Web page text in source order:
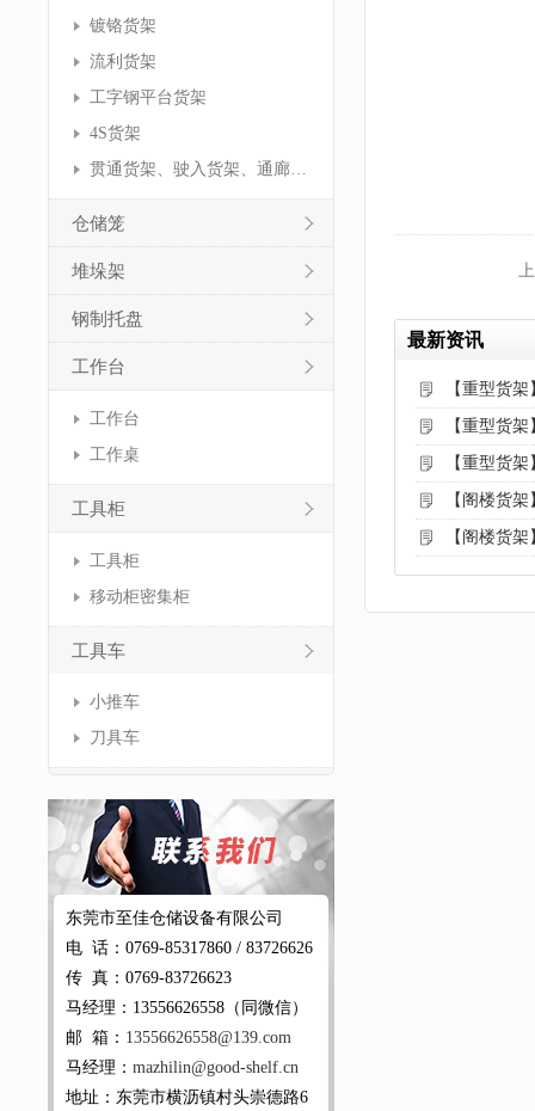
镀铬货架
流利货架
工字钢平台货架
4S货架
贯通货架、驶入货架、通廊货架
仓储笼
堆垛架
钢制托盘
工作台
工作台
工作桌
工具柜
工具柜
移动柜密集柜
工具车
小推车
刀具车
东莞市至佳仓储设备有限公司
电 话：0769-85317860 / 83726626
传 真：0769-83726623
马经理：13556626558（同微信）
邮 箱： 13556626558@139.com
马经理： mazhilin@good-shelf.cn
地址：东莞市横沥镇村头崇德路6
最新资讯
【重型货
【重型货
【重型货
【阁楼货
【阁楼货